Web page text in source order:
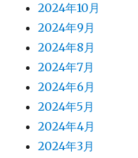
2024年10月
2024年9月
2024年8月
2024年7月
2024年6月
2024年5月
2024年4月
2024年3月